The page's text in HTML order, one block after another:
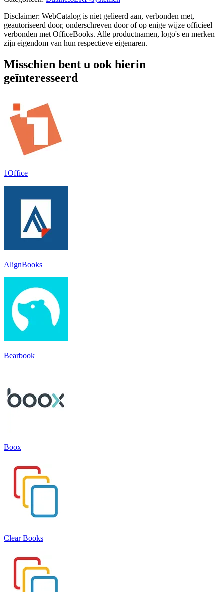
Disclaimer: WebCatalog is niet gelieerd aan, verbonden met,
geautoriseerd door, onderschreven door of op enige wijze officieel
verbonden met OfficeBooks. Alle productnamen, logo's en merken
zijn eigendom van hun respectieve eigenaren.
Misschien bent u ook hierin
geïnteresseerd
1Office
AlignBooks
Bearbook
Boox
Clear Books